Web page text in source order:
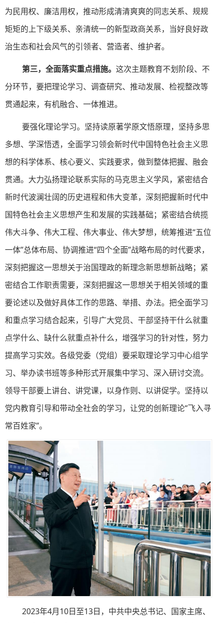
为民用权、廉洁用权，推动形成清清爽爽的同志关系、规规
矩矩的上下级关系、亲清统一的新型政商关系，当好良好政
治生态和社会风气的引领者、营造者、维护者。
第三，全面落实重点措施。 这次主题教育不划阶段、不
分环节，要把理论学习、调查研究、推动发展、检视整改等
贯通起来，有机融合、一体推进。
要强化理论学习。坚持读原著学原文悟原理，坚持多思
多想、学深悟透，全面学习领会新时代中国特色社会主义思
想的科学体系、核心要义、实践要求，做到整体把握、融会
贯通。大力弘扬理论联系实际的马克思主义学风，紧密结合
新时代波澜壮阔的历史进程和伟大变革，深刻把握新时代中
国特色社会主义思想产生和发展的实践基础；紧密结合统揽
伟大斗争、伟大工程、伟大事业、伟大梦想，统筹推进“五位
一体”总体布局、协调推进“四个全面”战略布局的时代要求，
深刻把握这一思想关于治国理政的新理念新思想新战略；紧
密结合工作职责需要，深刻把握这一思想关于相关领域的重
要论述以及做好具体工作的思路、举措、办法。把全面学习
和重点学习结合起来，引导广大党员、干部坚持干什么就重
点学什么、缺什么就重点补什么，增强学习的针对性，努力
提高学习实效。各级党委（党组）要采取理论学习中心组学
习、举办读书班等多种形式开展集中学习、深入研讨交流。
领导干部要上讲台、讲党课，以身作则、以讲促学。坚持以
党内教育引导和带动全社会的学习，让党的创新理论“飞入寻
常百姓家”。
2023年4月10日至13日，中共中央总书记、国家主席、